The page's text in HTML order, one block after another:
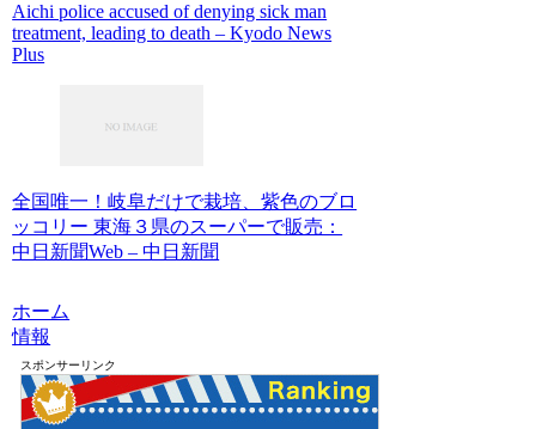
Aichi police accused of denying sick man
treatment, leading to death – Kyodo News
Plus
全国唯一！岐阜だけで栽培、紫色のブロ
ッコリー 東海３県のスーパーで販売：
中日新聞Web – 中日新聞
ホーム
情報
スポンサーリンク